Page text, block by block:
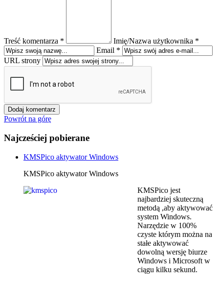
Treść komentarza *
Imię/Nazwa użytkownika *
Email *
URL strony
Powrót na górę
Najcześciej pobierane
KMSPico aktywator Windows
KMSPico aktywator Windows
KMSPico jest
najbardziej skuteczną
metodą ,aby aktywować
system Windows.
Narzędzie w 100%
czyste którym można na
stałe aktywować
dowolną wersję biurze
Windows i Microsoft w
ciągu kilku sekund.